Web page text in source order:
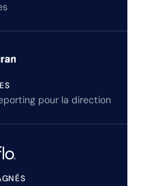
pour la direction